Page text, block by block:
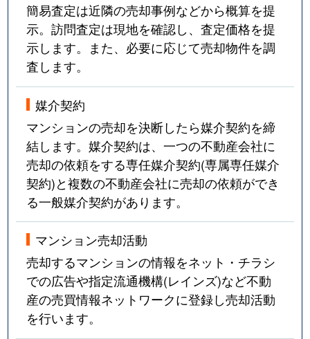
簡易査定は近隣の売却事例などから概算を提
示。訪問査定は現地を確認し、査定価格を提
示します。また、必要に応じて売却物件を調
査します。
媒介契約
マンションの売却を決断したら媒介契約を締
結します。媒介契約は、一つの不動産会社に
売却の依頼をする専任媒介契約(専属専任媒介
契約)と複数の不動産会社に売却の依頼ができ
る一般媒介契約があります。
マンション売却活動
売却するマンションの情報をネット・チラシ
での広告や指定流通機構(レインズ)など不動
産の売買情報ネットワークに登録し売却活動
を行います。